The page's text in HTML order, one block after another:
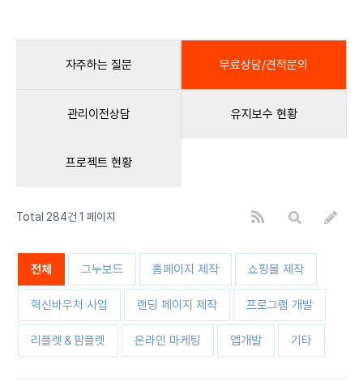
자주하는 질문 무료상담/견적문의
관리이전상담 유지보수 현황
프로젝트 현황
Total 284건 1 페이지
전체 그누보드 홈페이지 제작 쇼핑몰 제작
혁신바우처 사업 랜딩 페이지 제작 프로그램 개발
리플렛＆팜플렛 온라인 마케팅 앱개발 기타